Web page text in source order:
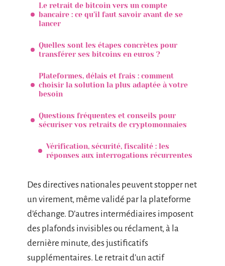
Le retrait de bitcoin vers un compte
bancaire : ce qu’il faut savoir avant de se
lancer
Quelles sont les étapes concrètes pour
transférer ses bitcoins en euros ?
Plateformes, délais et frais : comment
choisir la solution la plus adaptée à votre
besoin
Questions fréquentes et conseils pour
sécuriser vos retraits de cryptomonnaies
Vérification, sécurité, fiscalité : les
réponses aux interrogations récurrentes
Des directives nationales peuvent stopper net
un virement, même validé par la plateforme
d’échange. D’autres intermédiaires imposent
des plafonds invisibles ou réclament, à la
dernière minute, des justificatifs
supplémentaires. Le retrait d’un actif